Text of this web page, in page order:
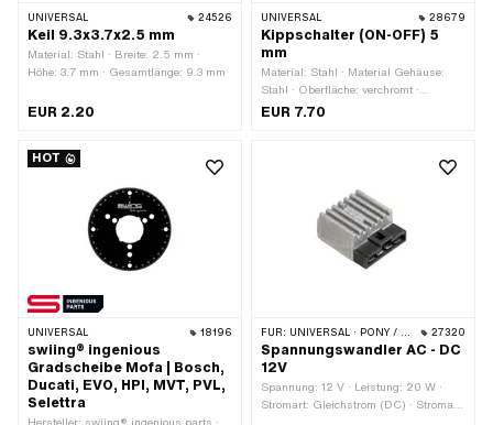
UNIVERSAL 24526
Keil 9.3x3.7x2.5 mm
Material: Stahl · Breite: 2.5 mm ·
Höhe: 3.7 mm · Gesamtlänge: 9.3 mm
EUR 2.20
UNIVERSAL 28679
Kippschalter (ON-OFF) 5
mm
Material: Stahl · Material Gehäuse:
Stahl · Oberfläche: verchromt ·
Material Unterbau: Kunststoff · Farbe:
Stellungen: 2 Stk. · Höhe: 8.2 mm · Ø
Befestigungsloch: 5 mm ·
Gesamtlänge: 28.4 mm · Breite: 5.5
EUR 7.70
HOT
UNIVERSAL 18196
swiing® ingenious
Gradscheibe Mofa | Bosch,
Ducati, EVO, HPI, MVT, PVL,
Selettra
Hersteller: swiing® ingenious parts ·
FÜR: UNIVERSAL · PONY / CILO (BETA 521 & 512) · TOMOS 27320
Spannungswandler AC - DC
12V
Spannung: 12 V · Leistung: 20 W ·
Stromart: Gleichstrom (DC) · Stromart: